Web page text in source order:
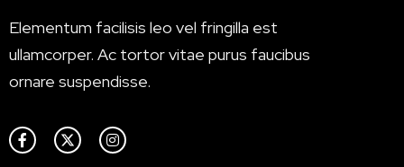
Elementum facilisis leo vel fringilla est
ullamcorper. Ac tortor vitae purus faucibus
ornare suspendisse.